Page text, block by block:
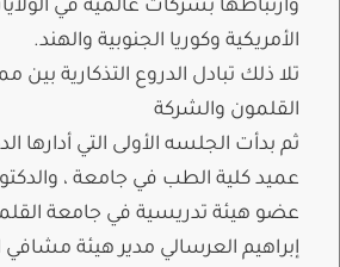
وارتباطها بشركات عالمية في
الأمريكية وكوريا الجنوبية والهند.
تلا ذلك تبادل الدروع التذكارية بين
القلمون والشركة
ثم بدأت الجلسه الأولى التي أدارها
عميد كلية الطب في جامعة ،
عضو هيئة تدريسية في جامعة
إبراهيم العرسالي مدير هيئة مشافي